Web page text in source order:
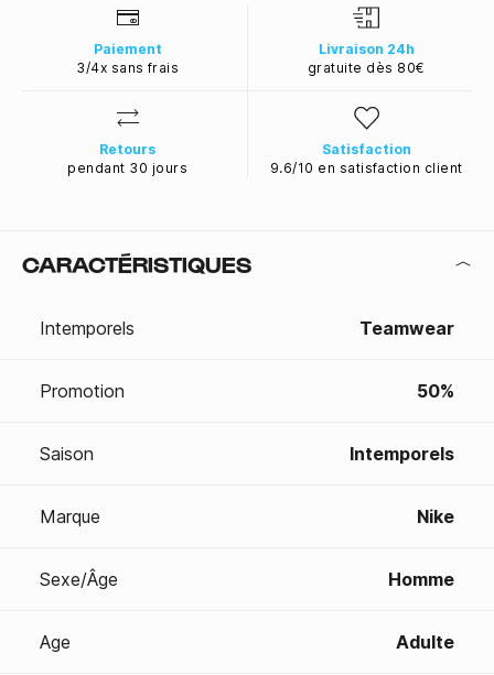
Paiement
3/4x sans frais
Livraison 24h
gratuite dès 80€
Retours
pendant 30 jours
Satisfaction
9.6/10 en satisfaction client
CARACTÉRISTIQUES
Intemporels Teamwear
Promotion 50%
Saison Intemporels
Marque Nike
Sexe/Âge Homme
Age Adulte